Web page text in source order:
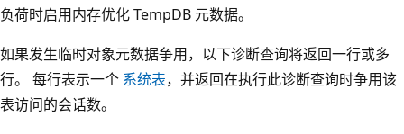
负荷时启用内存优化 TempDB 元数据。
如果发生临时对象元数据争用，以下诊断查询将返回一行或多
行。 每行表示一个 系统表，并返回在执行此诊断查询时争用该
表访问的会话数。